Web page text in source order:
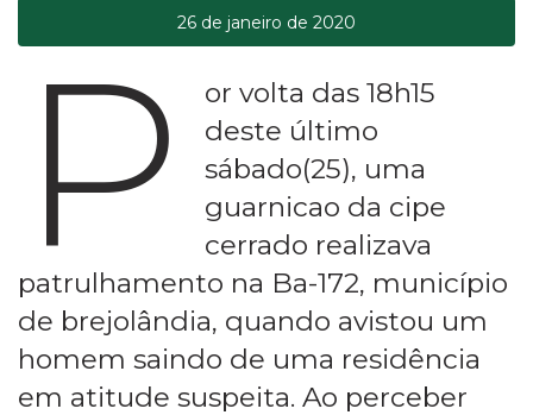
26 de janeiro de 2020
P
or volta das 18h15
deste último
sábado(25), uma
guarnicao da cipe
cerrado realizava
patrulhamento na Ba-172, município
de brejolândia, quando avistou um
homem saindo de uma residência
em atitude suspeita. Ao perceber